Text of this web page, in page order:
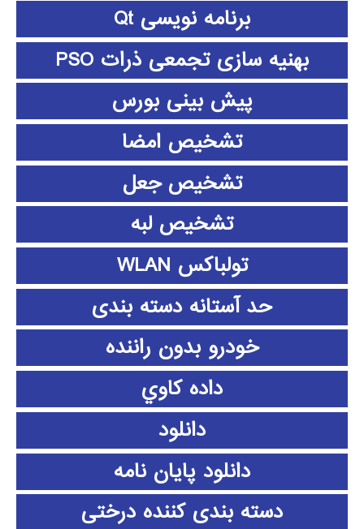
برنامه نویسی Qt
بهنیه سازی تجمعی ذرات PSO
پیش بینی بورس
تشخیص امضا
تشخیص جعل
تشخیص لبه
تولباکس WLAN
حد آستانه دسته بندی
خودرو بدون راننده
داده كاوي
دانلود
دانلود پايان نامه
دسته بندی کننده درختی